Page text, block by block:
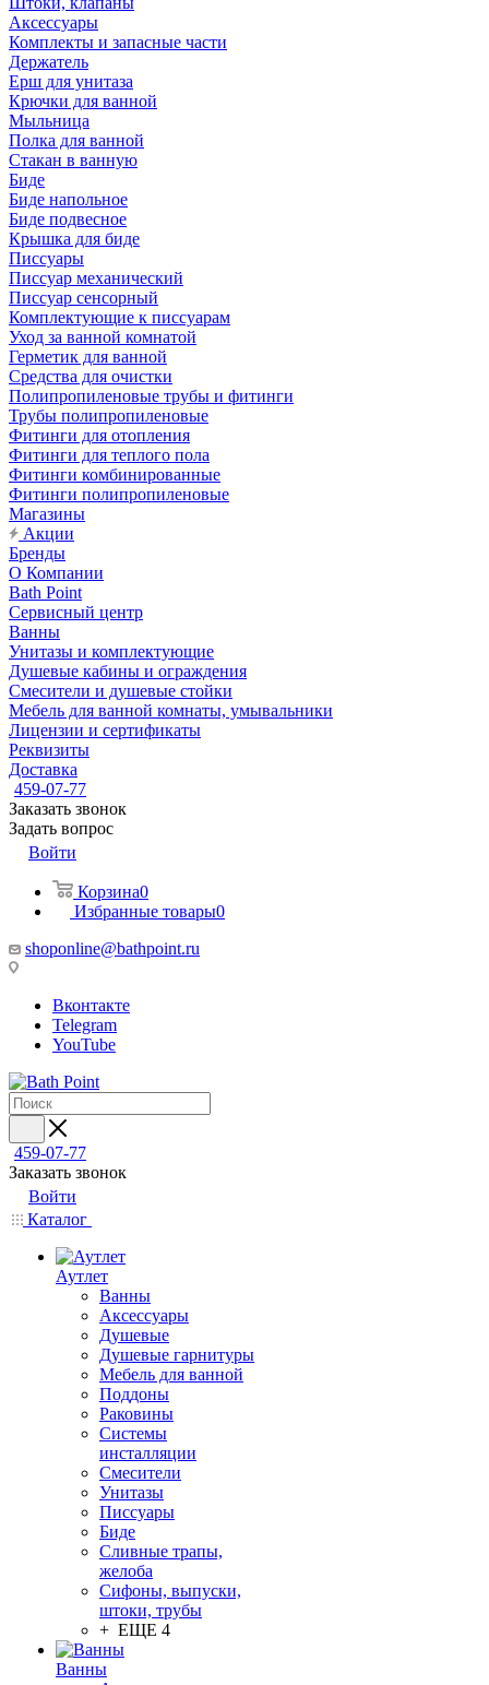
Аксессуары
Комплекты и запасные части
Держатель
Ерш для унитаза
Крючки для ванной
Мыльница
Полка для ванной
Стакан в ванную
Биде
Биде напольное
Биде подвесное
Крышка для биде
Писсуары
Писсуар механический
Писсуар сенсорный
Комплектующие к писсуарам
Уход за ванной комнатой
Герметик для ванной
Средства для очистки
Полипропиленовые трубы и фитинги
Трубы полипропиленовые
Фитинги для отопления
Фитинги для теплого пола
Фитинги комбинированные
Фитинги полипропиленовые
Магазины
Акции
Бренды
О Компании
Bath Point
Сервисный центр
Ванны
Унитазы и комплектующие
Душевые кабины и ограждения
Смесители и душевые стойки
Мебель для ванной комнаты, умывальники
Лицензии и сертификаты
Реквизиты
Доставка
459-07-77
Заказать звонок
Задать вопрос
Войти
Корзина0
Избранные товары0
shoponline@bathpoint.ru
Вконтакте
Telegram
YouTube
459-07-77
Заказать звонок
Войти
Каталог
Аутлет
Ванны
Аксессуары
Душевые
Душевые гарнитуры
Мебель для ванной
Поддоны
Раковины
Системы
инсталляции
Смесители
Унитазы
Писсуары
Биде
Сливные трапы,
желоба
Сифоны, выпуски,
штоки, трубы
+ ЕЩЕ 4
Ванны